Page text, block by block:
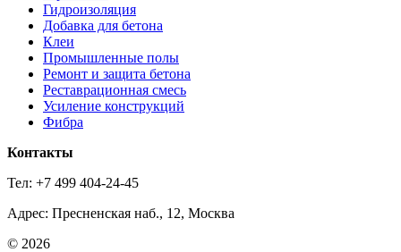
Гидроизоляция
Добавка для бетона
Клеи
Промышленные полы
Ремонт и защита бетона
Реставрационная смесь
Усиление конструкций
Фибра
Контакты
Тел: +7 499 404-24-45
Адрес: Пресненская наб., 12, Москва
© 2026